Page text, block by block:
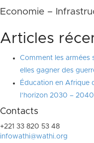
Economie –
Articles
Comment les armées
elles gagner des
Éducation en Afrique
l’horizon 2030 –
Contacts
+221 33 820 53 48
infowathi@wathi.org